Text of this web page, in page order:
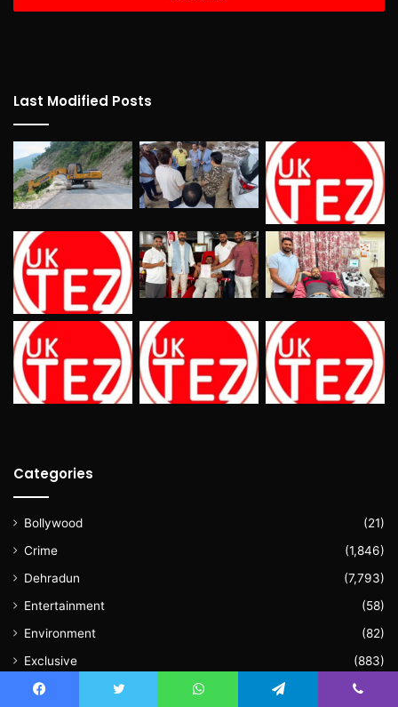
Last Modified Posts
Categories
Bollywood
(21)
Crime
(1,846)
Dehradun
(7,793)
Entertainment
(58)
Environment
(82)
Exclusive
(883)
Featured
(28)